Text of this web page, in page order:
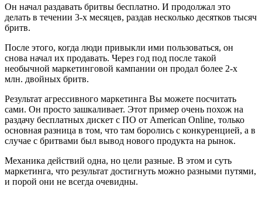
Он начал раздавать бритвы бесплатно. И продолжал это
делать в течении 3-х месяцев, раздав несколько десятков тысяч
бритв.
После этого, когда люди привыкли ими пользоваться, он
снова начал их продавать. Через год под после такой
необычной маркетинговой кампании он продал более 2-х
млн. двойных бритв.
Результат агрессивного маркетинга Вы можете посчитать
сами. Он просто зашкаливает. Этот пример очень похож на
раздачу бесплатных дискет с ПО от American Online, только
основная разница в том, что там боролись с конкуренцией, а в
случае с бритвами был вывод нового продукта на рынок.
Механика действий одна, но цели разные. В этом и суть
маркетинга, что результат достигнуть можно разными путями,
и порой они не всегда очевидны.